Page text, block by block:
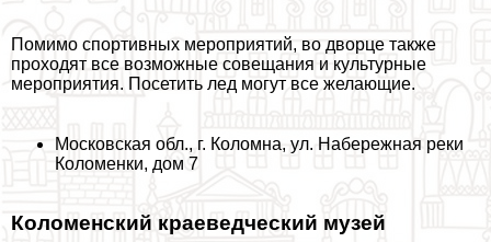
Помимо спортивных мероприятий, во дворце также
проходят все возможные совещания и культурные
мероприятия. Посетить лед могут все желающие.
Московская обл., г. Коломна, ул. Набережная реки
Коломенки, дом 7
Коломенский краеведческий музей